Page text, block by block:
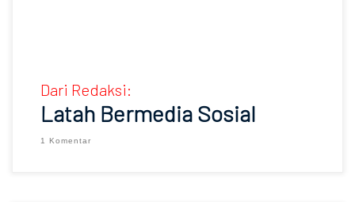
Dari Redaksi:
Latah Bermedia Sosial
1 Komentar